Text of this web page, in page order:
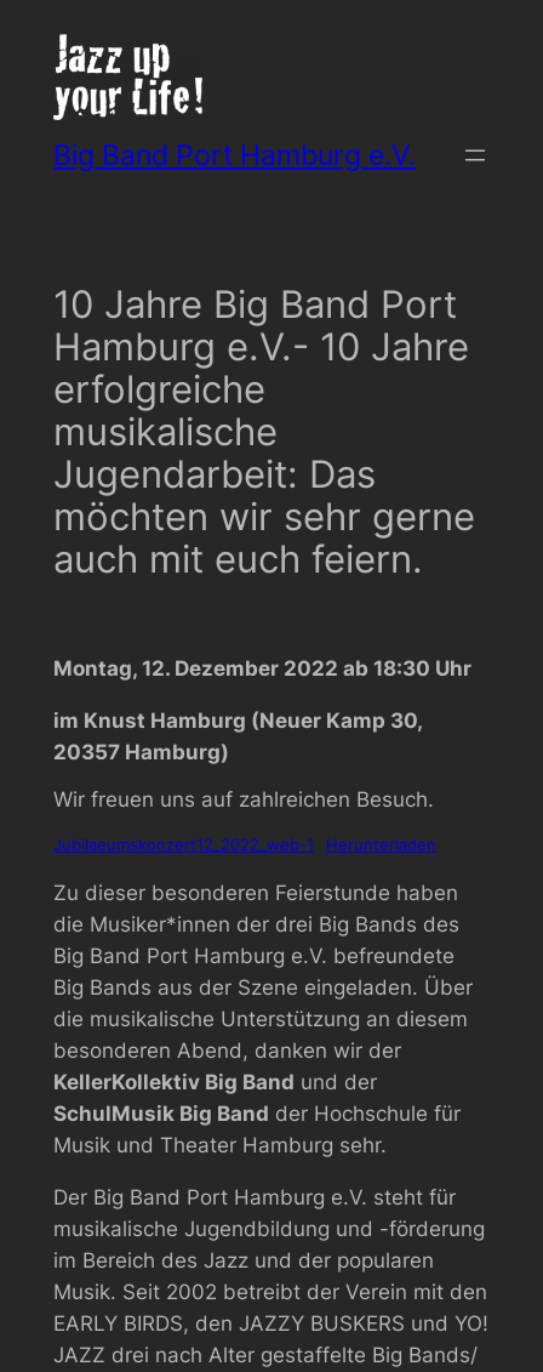
Inhalt
springen
Big Band Port Hamburg e.V.
10 Jahre Big Band Port
Hamburg e.V.- 10 Jahre
erfolgreiche
musikalische
Jugendarbeit: Das
möchten wir sehr gerne
auch mit euch feiern.
Montag, 12. Dezember 2022 ab 18:30 Uhr
im Knust Hamburg (Neuer Kamp 30,
20357 Hamburg)
Wir freuen uns auf zahlreichen Besuch.
Jubilaeumskonzert12_2022_web-1 Herunterladen
Zu dieser besonderen Feierstunde haben
die Musiker*innen der drei Big Bands des
Big Band Port Hamburg e.V. befreundete
Big Bands aus der Szene eingeladen. Über
die musikalische Unterstützung an diesem
besonderen Abend, danken wir der
KellerKollektiv Big Band und der
SchulMusik Big Band der Hochschule für
Musik und Theater Hamburg sehr.
Der Big Band Port Hamburg e.V. steht für
musikalische Jugendbildung und -förderung
im Bereich des Jazz und der popularen
Musik. Seit 2002 betreibt der Verein mit den
EARLY BIRDS, den JAZZY BUSKERS und YO!
JAZZ drei nach Alter gestaffelte Big Bands/